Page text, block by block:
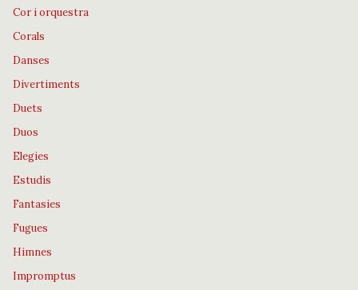
Cor i orquestra
Corals
Danses
Divertiments
Duets
Duos
Elegies
Estudis
Fantasies
Fugues
Himnes
Impromptus